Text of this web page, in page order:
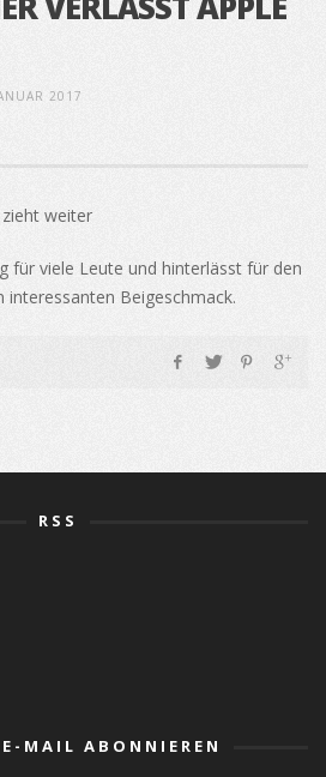
2017
weiter
für viele Leute und hinterlässt für den
interessanten Beigeschmack.
RSS
MAIL ABONNIEREN